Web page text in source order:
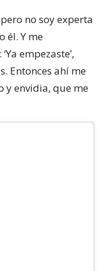
no soy experta
él. Y me
empezaste’,
Entonces ahí me
y envidia, que me